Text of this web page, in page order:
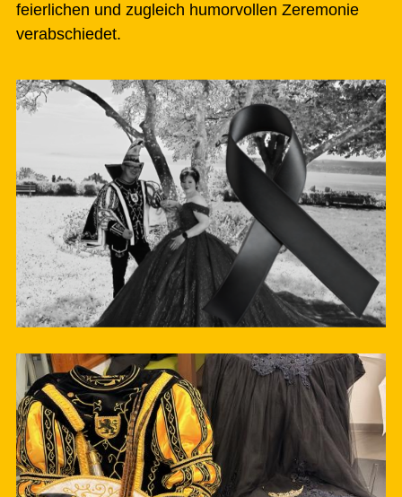
feierlichen und zugleich humorvollen Zeremonie
verabschiedet.